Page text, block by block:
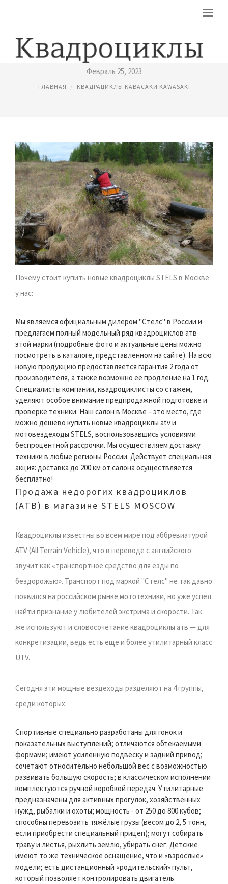
СКОЛЬКО СТОИТ КВАДРАЦИКЛ
Февраль 25, 2023
ГЛАВНАЯ КВАДРАЦИКЛЫ КАВАСАКИ KAWASAKI
Почему стоит купить новые квадроциклы STELS в Москве
у нас:
Мы являемся официальным дилером "Стелс" в России и
предлагаем полный модельный ряд квадроциклов атв
этой марки (подробные фото и актуальные цены можно
посмотреть в каталоге, представленном на сайте). На всю
новую продукцию предоставляется гарантия 2 года от
производителя, а также возможно её продление на 1 год.
Специалисты компании, квадроциклисты со стажем,
уделяют особое внимание предпродажной подготовке и
проверке техники. Наш салон в Москве – это место, где
можно дёшево купить новые квадроциклы atv и
мотовездеходы STELS, воспользовавшись условиями
беспроцентной рассрочки. Мы осуществляем доставку
техники в любые регионы России. Действует специальная
акция: доставка до 200 км от салона осуществляется
бесплатно!
Продажа недорогих квадроциклов
(АТВ) в магазине STELS MOSCOW
Квадроциклы известны во всем мире под аббревиатурой
ATV (All Terrain Vehicle), что в переводе с английского
звучит как «транспортное средство для езды по
бездорожью». Транспорт под маркой "Стелс" не так давно
появился на российском рынке мототехники, но уже успел
найти признание у любителей экстрима и скорости. Так
же используют и словосочетание квадроциклы атв — для
конкретизации, ведь есть еще и более утилитарный класс
UTV.
Сегодня эти мощные вездеходы разделяют на 4 группы,
среди которых:
Спортивные специально разработаны для гонок и
показательных выступлений; отличаются обтекаемыми
формами; имеют усиленную подвеску и задний привод;
сочетают относительно небольшой вес с возможностью
развивать большую скорость; в классическом исполнении
комплектуются ручной коробкой передач. Утилитарные
предназначены для активных прогулок, хозяйственных
нужд, рыбалки и охоты; мощность - от 250 до 800 кубов;
способны перевозить тяжёлые грузы (весом до 2, 5 тонн,
если приобрести специальный прицеп); могут собирать
траву и листья, рыхлить землю, убирать снег. Детские
имеют то же техническое оснащение, что и «взрослые»
модели; есть дистанционный «родительский» пульт,
который позволяет контролировать двигатель